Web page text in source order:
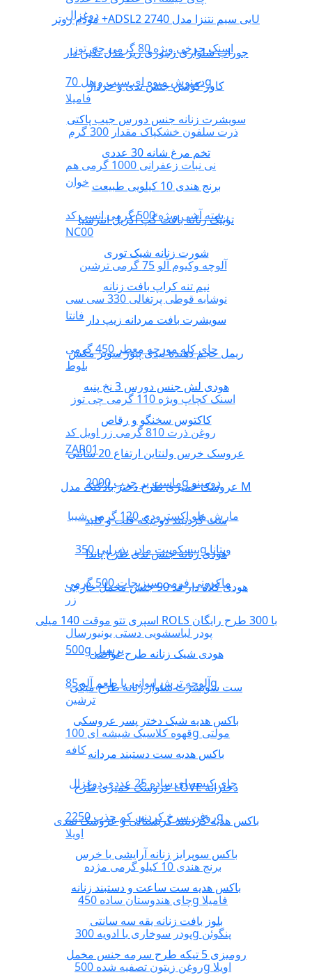
دوغزال
اسنک چرخی ویژه 80 گرمی چی توز
دمنوش میوه ای سیب و هل 70g
فامیلا
ذرت سلفون خشکپاک مقدار 300 گرم
نی نبات زعفرانی 1000 گرمی هم
خوان
رشته آشی ویژه 500 گرمی انسی کد
NC00
آلوچه وکیوم آلو 75 گرمی ترشین
نوشابه قوطی پرتغالی 330 سی سی
فانتا
چای کله مورچه معطر 450 گرمی
بلوط
اسنک کچاپ ویژه 110 گرمی چی توز
روغن ذرت 810 گرمی زر اویل کد
ZAR01
ماست پر چرب 2000g دومینو
مارش ملو اکسترودی 120 گرمی شیبا
بیسکوییت مادر پذیرایی 350g ویتانا
ماکرونی فرمی سبزیجات 500 گرمی
زر
پودر لباسشویی دستی یونیورسال
500g پرسیل
آلوچه ترش لیوانی با طعم آلو 85g
ترشین
قهوه کلاسیک شیشه ای 100g مولتی
کافه
چای کیسه ای ساده 25 عددی دوغزال
روغن سرخ کردنی کم جذب 2250g
اویلا
برنج هندی 10 کیلو گرمی مژده
چای هندوستان ساده 450g فامیلا
پودر سوخاری با ادویه 300g پنگوئن
روغن زیتون تصفیه شده 500g اویلا
مودم روتر +ADSL2 بی سیم نتنزا مدل 2740U
جوراب شلواری زنبوری ریز مدل نگین دار
کاور کوسن جنس تدی و خزدار
سویشرت زنانه جنس دورس جیب پاکتی
تخم مرغ شانه 30 عددی
برنج هندی 10 کیلویی طبیعت
تونیک زنانه بافت گپ اکریل انترسیا
شورت زنانه شیک توری
نیم تنه کراپ بافت زنانه
سویشرت بافت مردانه زیپ دار
ریمل حجم دهنده لیدی پیور سوپر مکس
هودی لش جنس دورس 3 نخ پنبه
کاکتوس سخنگو و رقاص
عروسک خرس ولنتاین ارتفاع 20 سانتی
عروسک خمیری طرح دختر بادکنک مدل M
ست گردنبند دو تیکه قلب و کلید
هودی زنانه جنس تدی طرح پاندا
هودی کلاه دار قد 90 جنس مخمل خارجی
اسپری تتو موقت 140 میلی ROLS با 300 طرح رایگان
هودی شیک زنانه طرح غواصی
ست سویشرت شلوار زنانه طرح میکی
باکس هدیه شیک دختر پسر عروسکی
باکس هدیه ست دستبند مردانه
عروسک خمیری طرح LOVE دخترانه
باکس هدیه گردنبند کریستالی و عروسک نمدی
باکس سوپرایز زنانه آرایشی با خرس
باکس هدیه ست ساعت و دستبند زنانه
بلوز بافت زنانه یقه سه سانتی
رومیزی 5 تیکه طرح سرمه جنس مخمل